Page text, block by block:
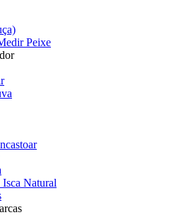
Peixe
Natural